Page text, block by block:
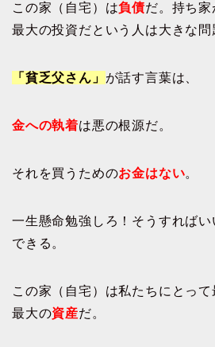
この家（自宅）は負債だ。持ち家
最大の投資だという人は大きな問
「貧乏父さん」 が話す言葉は、
金への執着は悪の根源だ。
それを買うためのお金はない。
一生懸命勉強しろ！そうすればい
できる。
この家（自宅）は私たちにとって
最大の資産だ。